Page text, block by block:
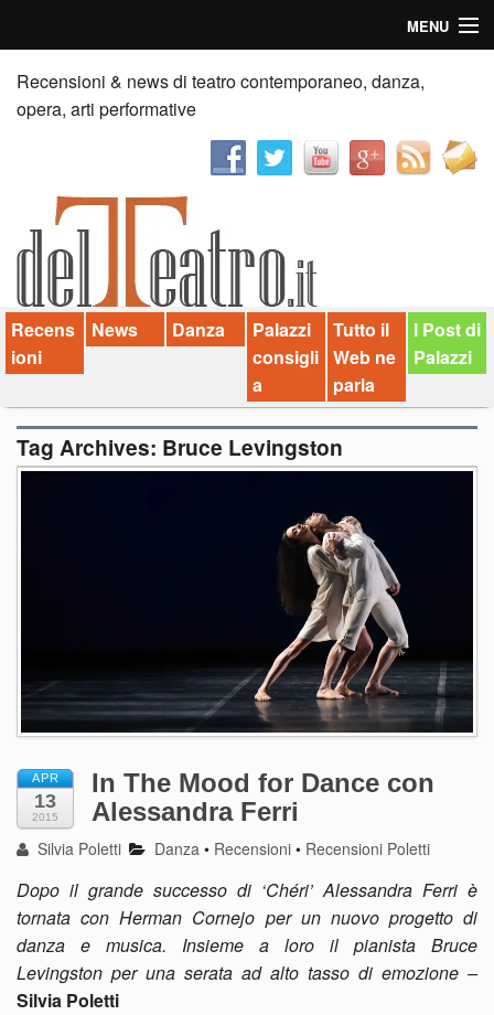
MENU
Home
Recensioni
News
Palazzi consiglia
Video
Chi siamo
Contatti
Recensioni & news di teatro contemporaneo, danza,
opera, arti performative
Recens
ioni
News Danza
Palazzi
consigli
a
Tutto il
Web ne
parla
I Post di
Palazzi
Tag Archives: Bruce Levingston
APR
13
2015
In The Mood for Dance con
Alessandra Ferri
Silvia Poletti Danza • Recensioni • Recensioni Poletti
Dopo il grande successo di ‘Chéri’ Alessandra Ferri è
tornata con Herman Cornejo per un nuovo progetto di
danza e musica. Insieme a loro il pianista Bruce
Levingston per una serata ad alto tasso di emozione –
Silvia Poletti